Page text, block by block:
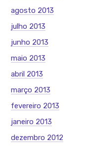
agosto 2013
julho 2013
junho 2013
maio 2013
abril 2013
março 2013
fevereiro 2013
janeiro 2013
dezembro 2012